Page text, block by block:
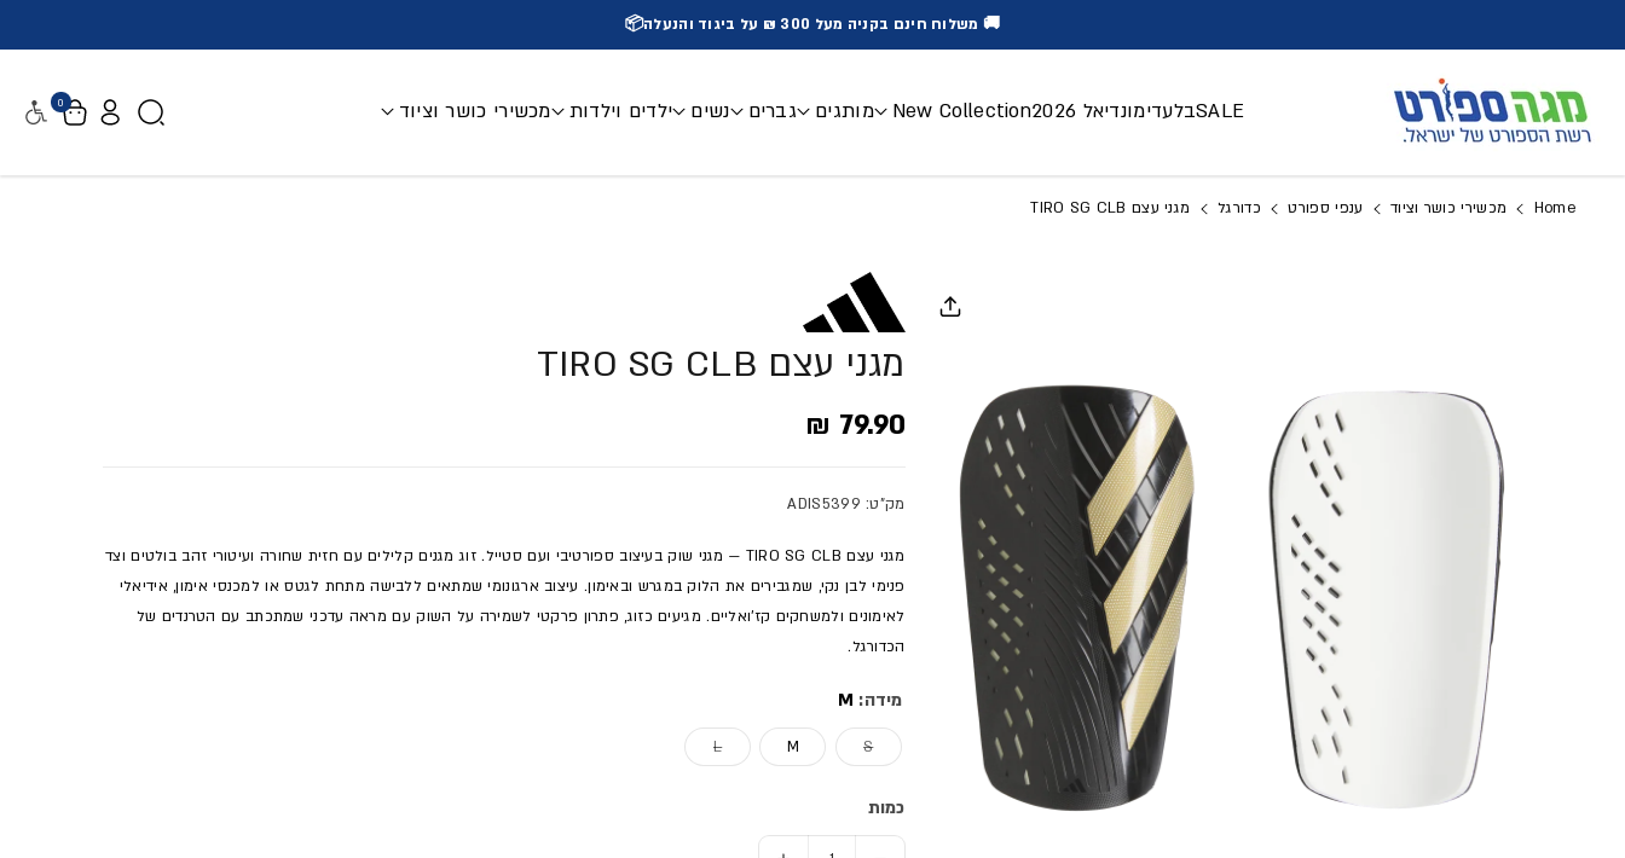
🚚 משלוח חינם בקניה מעל 300 ₪ על ביגוד והנעלה📦
SALEבלעדימונדיאל 2026 New Collection מותגים גברים נשים ילדים וילדות מכשירי כושר וציוד 0 נגישות
Home מכשירי כושר וציוד ענפי ספורט כדורגל מגני עצם TIRO SG CLB
מגני עצם TIRO SG CLB
מחיר מלא
79.90 ₪
מק"ט: ADIS5399
מגני עצם TIRO SG CLB — מגני שוק בעיצוב ספורטיבי ועם סטייל. זוג מגנים קלילים עם חזית שחורה ועיטורי זהב בולטים וצד
פנימי לבן נקי, שמגבירים את הלוק במגרש ובאימון. עיצוב ארגונומי שמתאים ללבישה מתחת לגטס או למכנסי אימון, אידיאלי
לאימונים ולמשחקים קז'ואליים. מגיעים כזוג, פתרון פרקטי לשמירה על השוק עם מראה עדכני שמתכתב עם הטרנדים של
הכדורגל.
מידה: M
Sאזל המלאי או מוצר לא זמין
M
Lאזל המלאי או מוצר לא זמין
כמות